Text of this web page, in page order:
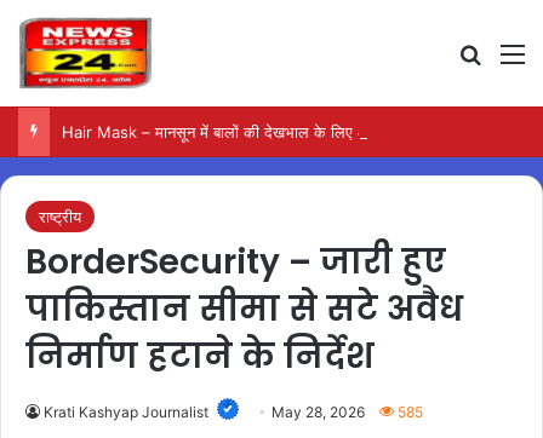
Hair Mask – मानसून में बालों की देखभाल के लिए आजमाएं अंडे का मास्क
राष्ट्रीय
BorderSecurity – जारी हुए
पाकिस्तान सीमा से सटे अवैध
निर्माण हटाने के निर्देश
Krati Kashyap Journalist May 28, 2026 585